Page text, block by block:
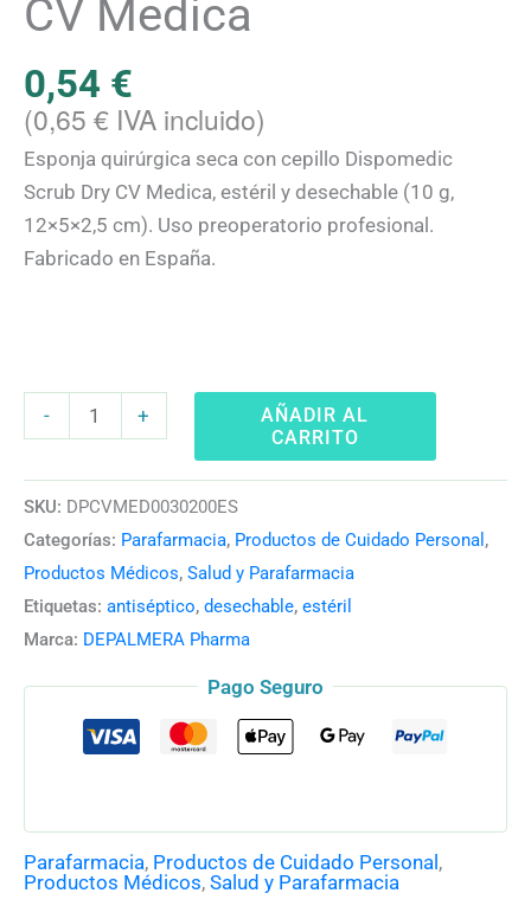
CV Medica
0,54 €
(0,65 € IVA incluido)
Esponja quirúrgica seca con cepillo Dispomedic
Scrub Dry CV Medica, estéril y desechable (10 g,
12×5×2,5 cm). Uso preoperatorio profesional.
Fabricado en España.
- +
AÑADIR AL
CARRITO
SKU: DPCVMED0030200ES
Categorías: Parafarmacia, Productos de Cuidado Personal ,
Productos Médicos, Salud y Parafarmacia
Etiquetas: antiséptico, desechable, estéril
Marca: DEPALMERA Pharma
Pago Seguro
Parafarmacia, Productos de Cuidado Personal,
Productos Médicos, Salud y Parafarmacia